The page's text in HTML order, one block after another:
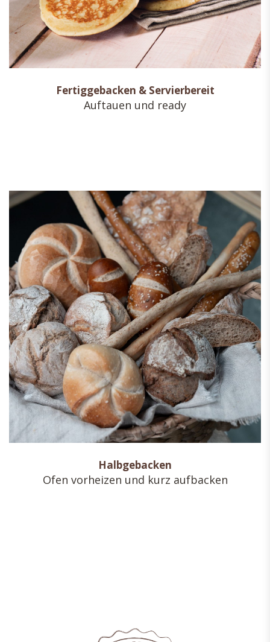
Fertiggebacken & Servierbereit
Auftauen und ready
Halbgebacken
Ofen vorheizen und kurz aufbacken